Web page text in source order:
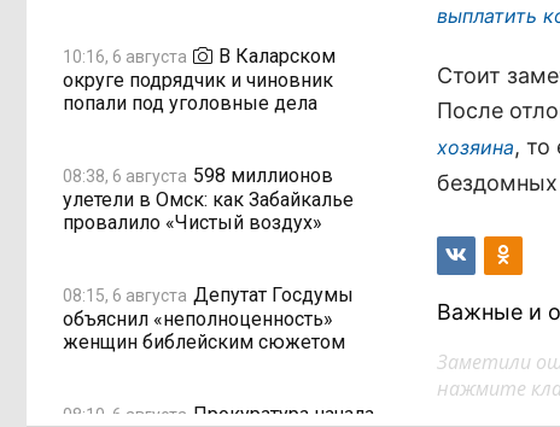
10:16, 6 августа
В Каларском
округе подрядчик и чиновник
попали под уголовные дела
08:38, 6 августа 598 миллионов
улетели в Омск: как Забайкалье
провалило «Чистый воздух»
08:15, 6 августа Депутат Госдумы
объяснил «неполноценность»
женщин библейским сюжетом
08:10, 6 августа Прокуратура начала
выплатить
Стоит
После
хозяина, то
бездомных
Важные и
Заметили
нажмите